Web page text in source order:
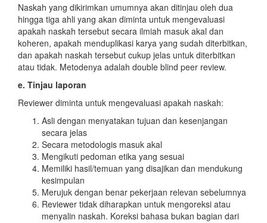
Naskah yang dikirimkan umumnya akan ditinjau oleh dua
hingga tiga ahli yang akan diminta untuk mengevaluasi
apakah naskah tersebut secara ilmiah masuk akal dan
koheren, apakah menduplikasi karya yang sudah diterbitkan,
dan apakah naskah tersebut cukup jelas untuk diterbitkan
atau tidak. Metodenya adalah double blind peer review.
e. Tinjau laporan
Reviewer diminta untuk mengevaluasi apakah naskah:
Asli dengan menyatakan tujuan dan kesenjangan
secara jelas
Secara metodologis masuk akal
Mengikuti pedoman etika yang sesuai
Memiliki hasil/temuan yang disajikan dan mendukung
kesimpulan
Merujuk dengan benar pekerjaan relevan sebelumnya
Reviewer tidak diharapkan untuk mengoreksi atau
menyalin naskah. Koreksi bahasa bukan bagian dari